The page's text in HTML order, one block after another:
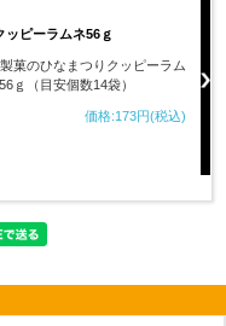
ッピーラムネ56ｇ
菓のひなまつりクッピーラム
ｇ（目安個数14袋）
価格:173円(税込)